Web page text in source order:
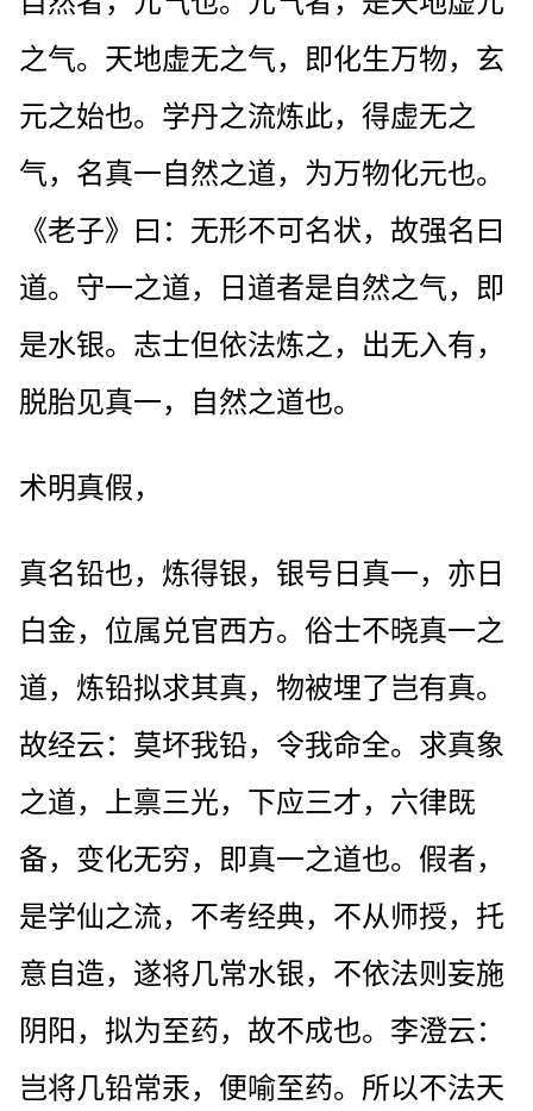
之气。天地虚无之气，即化生万物，玄
元之始也。学丹之流炼此，得虚无之
气，名真一自然之道，为万物化元也。
《老子》曰：无形不可名状，故强名曰
道。守一之道，日道者是自然之气，即
是水银。志士但依法炼之，出无入有，
脱胎见真一，自然之道也。
术明真假，
真名铅也，炼得银，银号日真一，亦日
白金，位属兑官西方。俗士不晓真一之
道，炼铅拟求其真，物被埋了岂有真。
故经云：莫坏我铅，令我命全。求真象
之道，上禀三光，下应三才，六律既
备，变化无穷，即真一之道也。假者，
是学仙之流，不考经典，不从师授，托
意自造，遂将几常水银，不依法则妄施
阴阳，拟为至药，故不成也。李澄云：
岂将几铅常汞，便喻至药。所以不法天